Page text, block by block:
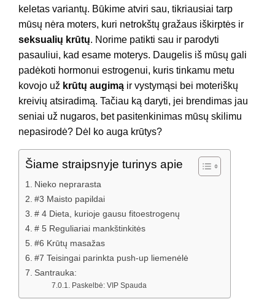
keletas variantų. Būkime atviri sau, tikriausiai tarp
mūsų nėra moters, kuri netrokštų gražaus iškirptės ir
seksualių krūtų. Norime patikti sau ir parodyti
pasauliui, kad esame moterys. Daugelis iš mūsų gali
padėkoti hormonui estrogenui, kuris tinkamu metu
kovojo už krūtų augimą ir vystymąsi bei moteriškų
kreivių atsiradimą. Tačiau ką daryti, jei brendimas jau
seniai už nugaros, bet pasitenkinimas mūsų skilimu
nepasirodė? Dėl ko auga krūtys?
Šiame straipsnyje turinys apie
Nieko neprarasta
#3 Maisto papildai
# 4 Dieta, kurioje gausu fitoestrogenų
# 5 Reguliariai mankštinkitės
#6 Krūtų masažas
#7 Teisingai parinkta push-up liemenėlė
Santrauka:
Paskelbė: VIP Spauda